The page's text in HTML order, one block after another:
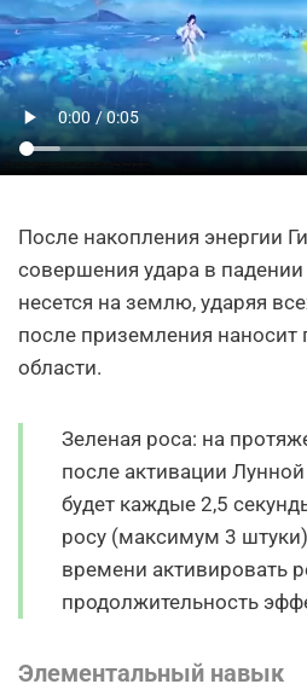
После накопления энергии
совершения удара в
несется на землю, ударяя
после приземления
области.
Зеленая роса: на
после активации
будет каждые 2,5
росу (максимум 3
времени активировать
продолжительность
Элементальный навык